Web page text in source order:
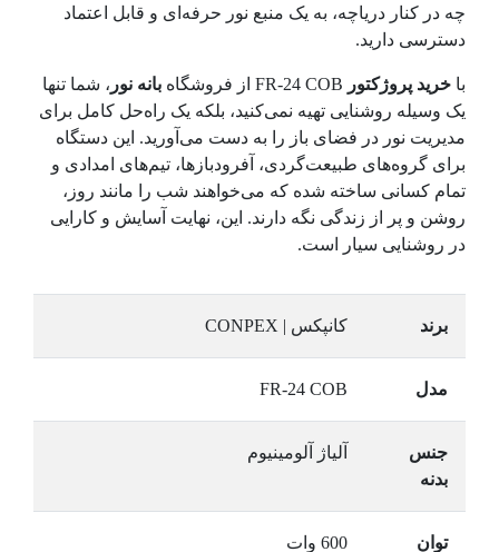
چه در کنار دریاچه، به یک منبع نور حرفه‌ای و قابل اعتماد
دسترسی دارید.
با خرید پروژکتور بانه نور ، شما تنها
یک وسیله روشنایی تهیه نمی‌کنید، بلکه یک راه‌حل کامل برای
مدیریت نور در فضای باز را به دست می‌آورید. این دستگاه
برای گروه‌های طبیعت‌گردی، آفرودبازها، تیم‌های امدادی و
تمام کسانی ساخته شده که می‌خواهند شب را مانند روز،
روشن و پر از زندگی نگه دارند. این، نهایت آسایش و کارایی
در روشنایی سیار است.
برند کانپکس | CONPEX
مدل FR-24 COB
جنس
بدنه
آلیاژ آلومینیوم
توان 600 وات